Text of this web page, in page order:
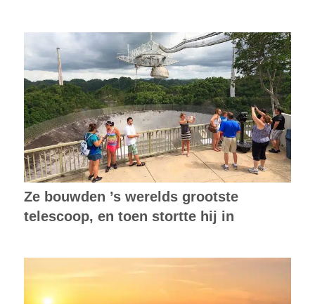
Ze bouwden ’s werelds grootste
telescoop, en toen stortte hij in